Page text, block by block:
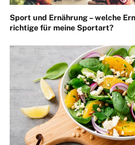
Sport und Ernährung – welche
richtige für meine Sportart?